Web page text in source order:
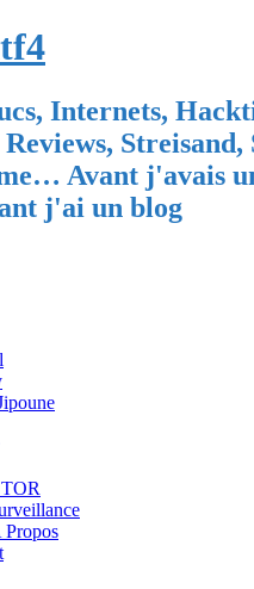
Internets,
Streisand,
Avant j'avais
j'ai un blog